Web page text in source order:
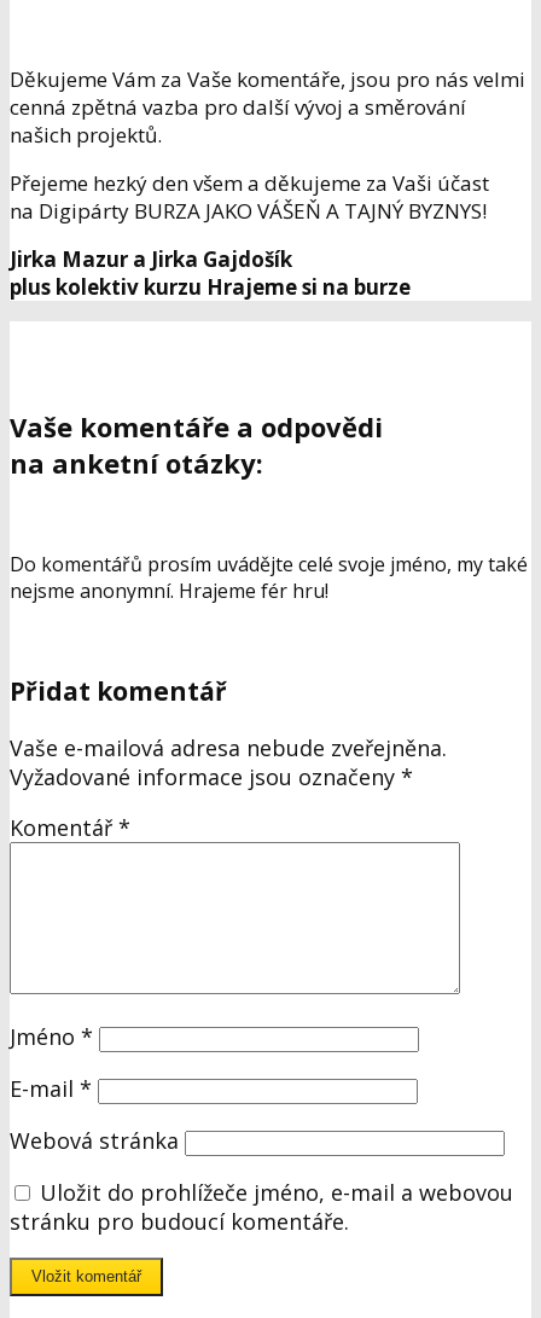
Děkujeme Vám za Vaše komentáře, jsou pro nás velmi
cenná zpětná vazba pro další vývoj a směrování
našich projektů.
Přejeme hezký den všem a děkujeme za Vaši účast
na Digipárty BURZA JAKO VÁŠEŇ A TAJNÝ BYZNYS!
Jirka Mazur a Jirka Gajdošík
plus kolektiv kurzu Hrajeme si na burze
Vaše komentáře a odpovědi
na anketní otázky:
Do komentářů prosím uvádějte celé svoje jméno, my také
nejsme anonymní. Hrajeme fér hru!
Přidat komentář
Vaše e-mailová adresa nebude zveřejněna.
Vyžadované informace jsou označeny *
Komentář *
Jméno *
E-mail *
Webová stránka
Uložit do prohlížeče jméno, e-mail a webovou
stránku pro budoucí komentáře.